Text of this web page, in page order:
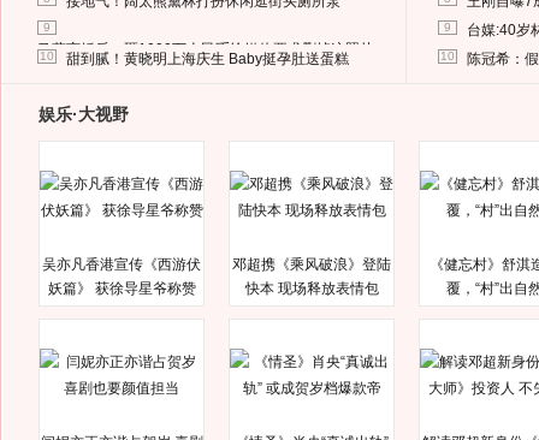
9
马蓉离婚后，砸1000万人民币给媒体要求删掉这照片
10 甜到腻！黄晓明上海庆生 Baby挺孕肚送蛋糕
9 台媒:40岁
10 陈冠希：
娱乐·大视野
吴亦凡香港宣传《西游伏
妖篇》 获徐导星爷称赞
邓超携《乘风破浪》登陆
快本 现场释放表情包
《健忘村》舒淇
覆，“村”出自